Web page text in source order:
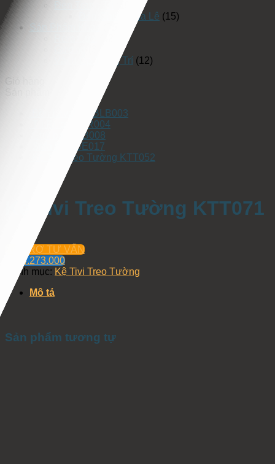
Đèn Chùm Pha Lê (15)
Vách Ốp Trang Trí (12)
Bồn Lavabo - BLB003
Tủ Rượu - TR004
Ghế bar - GB008
Sofa Bed BE017
Kệ Tivi Treo Tường KTT052
Kệ Tivi Treo Tường KTT071
HỖ TRỢ TƯ VẤN
0934.273.000
Danh mục: Kệ Tivi Treo Tường
Mô tả
Sản phẩm tương tự